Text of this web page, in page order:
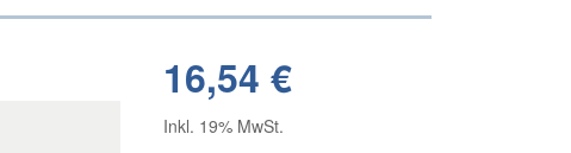
16,54 €
Inkl. 19% MwSt.